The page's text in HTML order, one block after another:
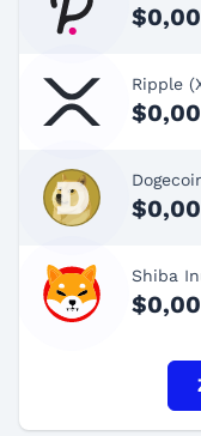
$0,00
Ripple
$0,00
$0,00
Shiba
$0,00